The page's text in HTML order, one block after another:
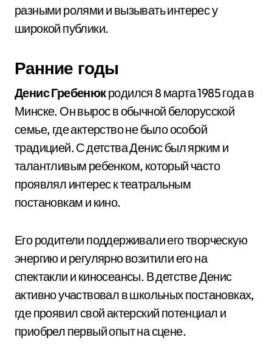
разными ролями и вызывать интерес у
широкой публики.
Ранние годы
Денис Гребенюкродился 8 марта 1985 года в
Минске. Он вырос в обычной белорусской
семье, где актерство не было особой
традицией. С детства Денис был ярким и
талантливым ребенком, который часто
проявлял интерес к театральным
постановкам и кино.
Его родители поддерживали его творческую
энергию и регулярно возитили его на
спектакли и киносеансы. В детстве Денис
активно участвовал в школьных постановках,
где проявил свой актерский потенциал и
приобрел первый опыт на сцене.